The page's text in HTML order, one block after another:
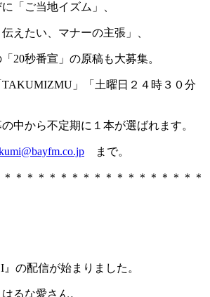
「ご当地イズム」、
えたい、マナーの主張」、
20秒番宣」の原稿も大募集。
」「土曜日２４時３０分
中から不定期に１本が選ばれます。
まで。
＊＊＊＊＊＊＊＊＊＊＊＊＊＊＊＊＊
の配信が始まりました。
るな愛さん。